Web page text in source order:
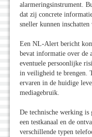
alarmeringsinstrument.
dat zij concrete
sneller kunnen inschatten
Een NL-Alert bericht
bevat informatie over de
eventuele persoonlijke
in veiligheid te brengen.
ervaren in de huidige
mediagebruik.
De technische werking is
een testkanaal en de
verschillende typen